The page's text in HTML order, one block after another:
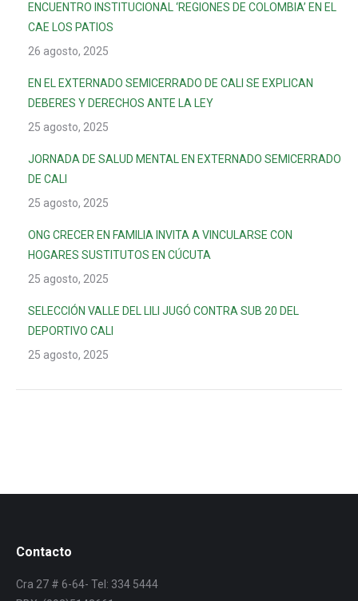
ENCUENTRO INSTITUCIONAL ‘REGIONES DE COLOMBIA’ EN EL
CAE LOS PATIOS
26 agosto, 2025
EN EL EXTERNADO SEMICERRADO DE CALI SE EXPLICAN
DEBERES Y DERECHOS ANTE LA LEY
25 agosto, 2025
JORNADA DE SALUD MENTAL EN EXTERNADO SEMICERRADO
DE CALI
25 agosto, 2025
ONG CRECER EN FAMILIA INVITA A VINCULARSE CON
HOGARES SUSTITUTOS EN CÚCUTA
25 agosto, 2025
SELECCIÓN VALLE DEL LILI JUGÓ CONTRA SUB 20 DEL
DEPORTIVO CALI
25 agosto, 2025
Contacto
Cra 27 # 6-64- Tel: 334 5444